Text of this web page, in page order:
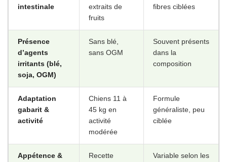
intestinale
extraits de
fruits
fibres ciblées
Présence
d’agents
irritants (blé,
soja, OGM)
Sans blé,
sans OGM
Souvent présents
dans la
composition
Adaptation
gabarit &
activité
Chiens 11 à
45 kg en
activité
modérée ‍
Formule
généraliste, peu
ciblée
Appétence & Recette Variable selon les